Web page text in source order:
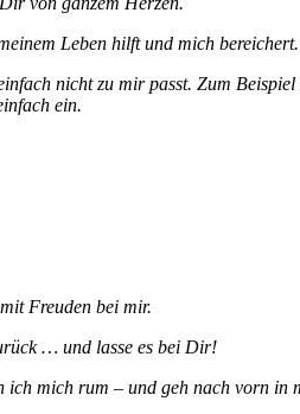
Leben hilft und mich
nicht zu mir passt. Zum
ein.
Freuden bei mir.
… und lasse es bei Dir!
mich rum – und geh nach vorn in